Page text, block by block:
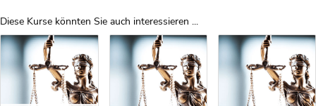
Diese Kurse könnten Sie auch interessieren ...
Uber Weiterbildungsvorschläge